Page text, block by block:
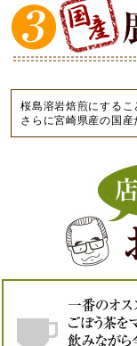
桜島溶岩焙煎にするこ
さらに宮崎県産の国産